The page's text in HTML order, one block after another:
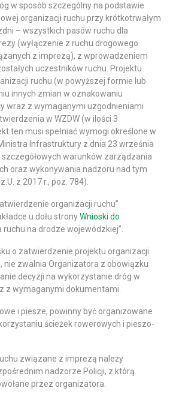
w sposób szczególny na podstawie
organizacji ruchu przy krótkotrwałym
– wszystkich pasów ruchu dla
(wyłączenie z ruchu drogowego
z imprezą), z wprowadzeniem
uczestników ruchu. Projektu
ruchu (w powyższej formie lub
innych zmian w oznakowaniu
wraz z wymaganymi uzgodnieniami
w WZDW (w ilości 3
ten musi spełniać wymogi określone w
Infrastruktury z dnia 23 września
szczegółowych warunków zarządzania
oraz wykonywania nadzoru nad tym
z 2017 r., poz. 784).
organizacji ruchu”
u dołu stronyWnioski do
ruchu na drodze wojewódzkiej”.
o zatwierdzenie projektu organizacji
nie zwalnia Organizatora z obowiązku
decyzji na wykorzystanie dróg w
z wymaganymi dokumentami.
i piesze, powinny być organizowane
ścieżek rowerowych i pieszo-
związane z imprezą należy
nadzorze Policji, z którą
przez organizatora.